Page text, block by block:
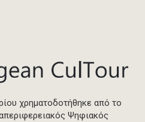
χρηματοδοτήθηκε από το
Ψηφιακός